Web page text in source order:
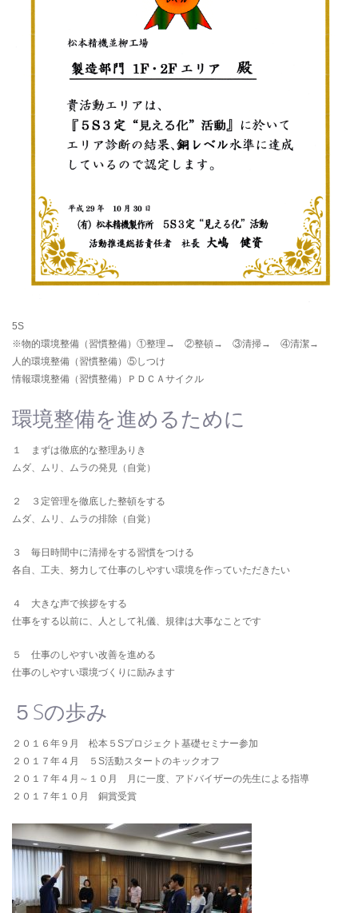
5S
※物的環境整備（習慣整備）①整理→ ②整頓→ ③清掃→ ④清潔→
人的環境整備（習慣整備）⑤しつけ
情報環境整備（習慣整備）ＰＤＣＡサイクル
環境整備を進めるために
１ まずは徹底的な整理ありき
ムダ、ムリ、ムラの発見（自覚）
２ ３定管理を徹底した整頓をする
ムダ、ムリ、ムラの排除（自覚）
３ 毎日時間中に清掃をする習慣をつける
各自、工夫、努力して仕事のしやすい環境を作っていただきたい
４ 大きな声で挨拶をする
仕事をする以前に、人として礼儀、規律は大事なことです
５ 仕事のしやすい改善を進める
仕事のしやすい環境づくりに励みます
５Sの歩み
２０１６年９月 松本５Sプロジェクト基礎セミナー参加
２０１７年４月 ５S活動スタートのキックオフ
２０１７年４月～１０月 月に一度、アドバイザーの先生による指導
２０１７年１０月 銅賞受賞